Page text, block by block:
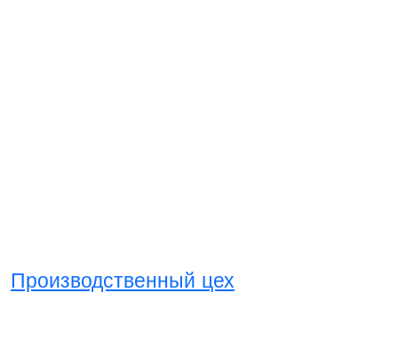
Производственный цех